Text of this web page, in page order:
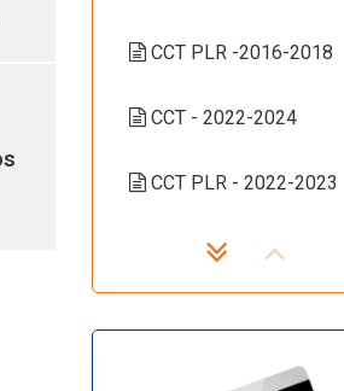
CCT PLR -2016-2018
CCT - 2022-2024
CCT PLR - 2022-2023
CCT 2022/2024
CCT Gratificação